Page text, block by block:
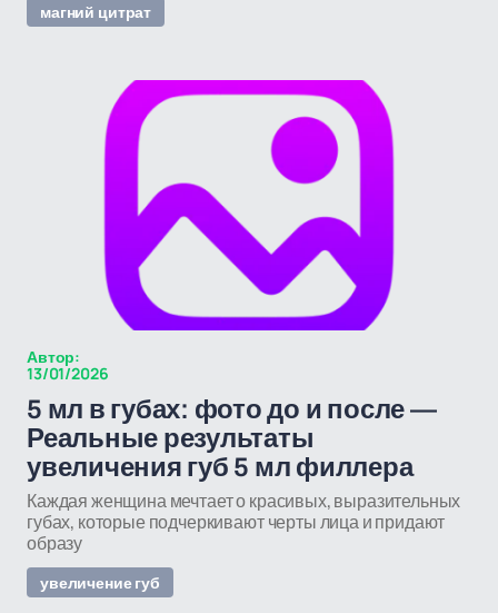
магний цитрат
Автор:
13/01/2026
5 мл в губах: фото до и после —
Реальные результаты
увеличения губ 5 мл филлера
Каждая женщина мечтает о красивых, выразительных
губах, которые подчеркивают черты лица и придают
образу
увеличение губ